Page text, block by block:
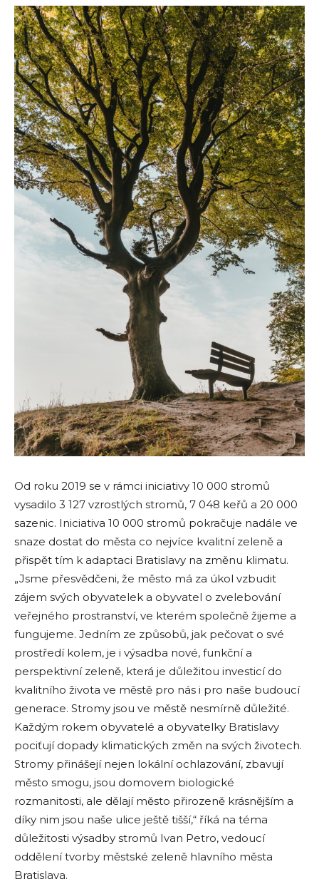
Od roku 2019 se v rámci iniciativy 10 000 stromů
vysadilo 3 127 vzrostlých stromů, 7 048 keřů a 20 000
sazenic. Iniciativa 10 000 stromů pokračuje nadále ve
snaze dostat do města co nejvíce kvalitní zeleně a
přispět tím k adaptaci Bratislavy na změnu klimatu.
„Jsme přesvědčeni, že město má za úkol vzbudit
zájem svých obyvatelek a obyvatel o zvelebování
veřejného prostranství, ve kterém společně žijeme a
fungujeme. Jedním ze způsobů, jak pečovat o své
prostředí kolem, je i výsadba nové, funkční a
perspektivní zeleně, která je důležitou investicí do
kvalitního života ve městě pro nás i pro naše budoucí
generace. Stromy jsou ve městě nesmírně důležité.
Každým rokem obyvatelé a obyvatelky Bratislavy
pociťují dopady klimatických změn na svých životech.
Stromy přinášejí nejen lokální ochlazování, zbavují
město smogu, jsou domovem biologické
rozmanitosti, ale dělají město přirozeně krásnějším a
díky nim jsou naše ulice ještě tišší,“ říká na téma
důležitosti výsadby stromů Ivan Petro, vedoucí
oddělení tvorby městské zeleně hlavního města
Bratislava.